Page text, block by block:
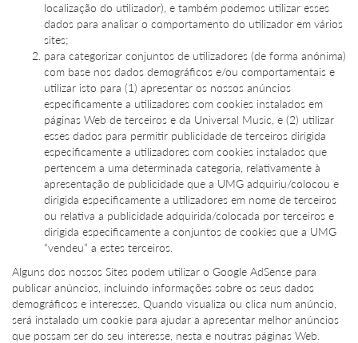
localização do utilizador), e também podemos utilizar esses
dados para analisar o comportamento do utilizador em vários
sites;
para categorizar conjuntos de utilizadores (de forma anónima)
com base nos dados demográficos e/ou comportamentais e
utilizar isto para (1) apresentar os nossos anúncios
especificamente a utilizadores com cookies instalados em
páginas Web de terceiros e da Universal Music, e (2) utilizar
esses dados para permitir publicidade de terceiros dirigida
especificamente a utilizadores com cookies instalados que
pertencem a uma determinada categoria, relativamente à
apresentação de publicidade que a UMG adquiriu/colocou e
dirigida especificamente a utilizadores em nome de terceiros
ou relativa a publicidade adquirida/colocada por terceiros e
dirigida especificamente a conjuntos de cookies que a UMG
“vendeu” a estes terceiros.
Alguns dos nossos Sites podem utilizar o Google AdSense para
publicar anúncios, incluindo informações sobre os seus dados
demográficos e interesses. Quando visualiza ou clica num anúncio,
será instalado um cookie para ajudar a apresentar melhor anúncios
que possam ser do seu interesse, nesta e noutras páginas Web.